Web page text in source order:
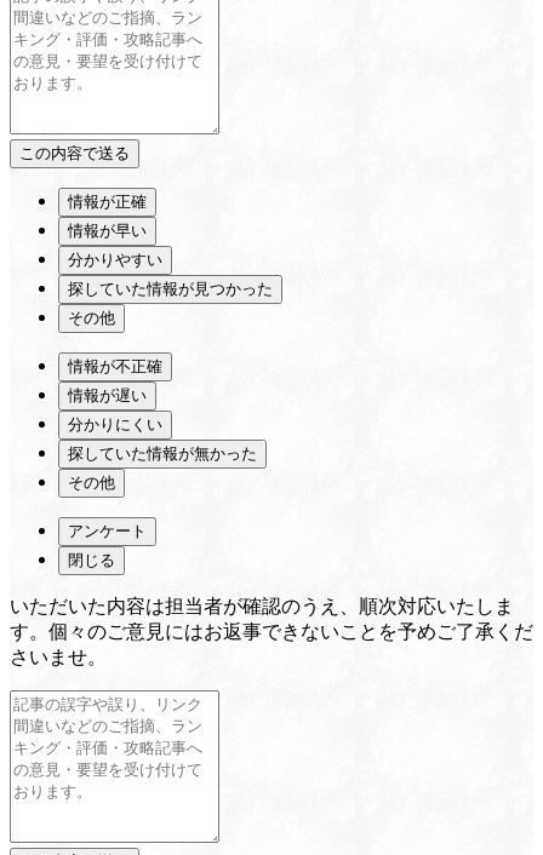
情報が正確
情報が早い
分かりやすい
探していた情報が見つかった
その他
情報が不正確
情報が遅い
分かりにくい
探していた情報が無かった
その他
アンケート
閉じる
いただいた内容は担当者が確認のうえ、順次対応いたしま
す。個々のご意見にはお返事できないことを予めご了承くだ
さいませ。